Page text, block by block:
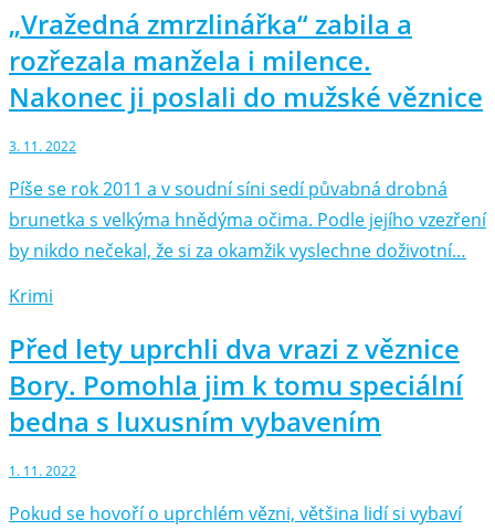
„Vražedná zmrzlinářka“ zabila a
rozřezala manžela i milence.
Nakonec ji poslali do mužské věznice
3. 11. 2022
Píše se rok 2011 a v soudní síni sedí půvabná drobná
brunetka s velkýma hnědýma očima. Podle jejího vzezření
by nikdo nečekal, že si za okamžik vyslechne doživotní…
Krimi
Před lety uprchli dva vrazi z věznice
Bory. Pomohla jim k tomu speciální
bedna s luxusním vybavením
1. 11. 2022
Pokud se hovoří o uprchlém vězni, většina lidí si vybaví